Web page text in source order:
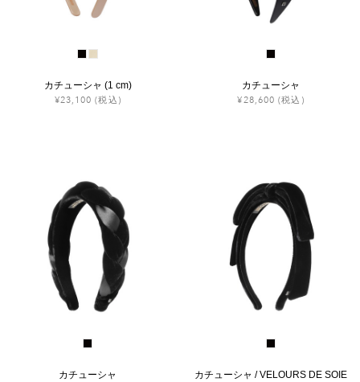
カチューシャ (1 cm)
¥23,100 (税込)
カチューシャ
¥28,600 (税込)
カチューシャ カチューシャ / VELOURS DE SOIE